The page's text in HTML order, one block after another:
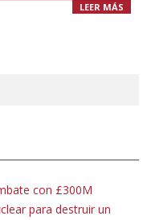
LEER MÁS
con £300M
para destruir un